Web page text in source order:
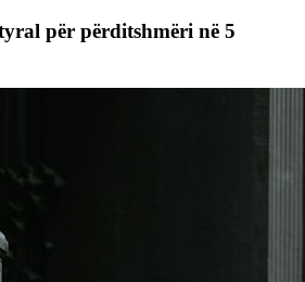
për përditshmëri në 5